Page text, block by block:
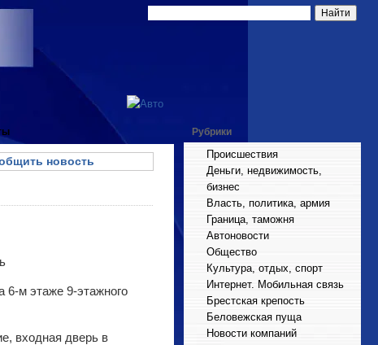
новость
6-м этаже 9-этажного
входная дверь в
Рубрики
Происшествия
Деньги, недвижимость,
бизнес
Власть, политика, армия
Граница, таможня
Автоновости
Общество
Культура, отдых, спорт
Интернет. Мобильная связь
Брестская крепость
Беловежская пуща
Новости компаний